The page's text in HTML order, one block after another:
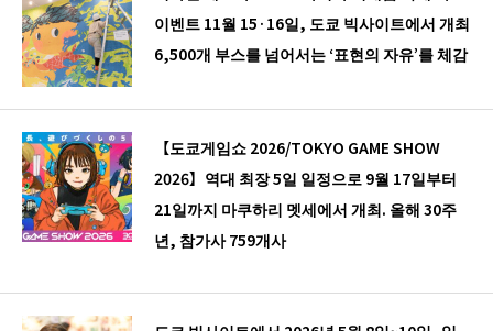
이벤트 11월 15·16일, 도쿄 빅사이트에서 개최
6,500개 부스를 넘어서는 ‘표현의 자유’를 체감
【도쿄게임쇼 2026/TOKYO GAME SHOW
2026】역대 최장 5일 일정으로 9월 17일부터
21일까지 마쿠하리 멧세에서 개최. 올해 30주
년, 참가사 759개사